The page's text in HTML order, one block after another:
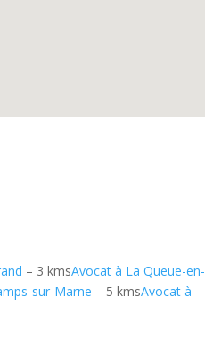
– 3 kmsAvocat à La Queue-en-
sur-Marne – 5 kmsAvocat à